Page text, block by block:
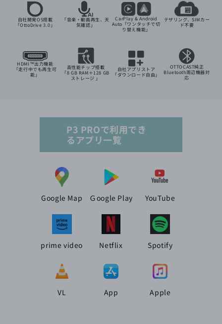
自社開発OS搭載
「OttoDrive 3.0」
「音楽・動画再生、天
気確認」
CarPlay & Android
Auto「ワンタッチで切
り替え機能」
テザリング、SIMカー
ド不要
HDMI™出力機能
「走行中でも再生可
能」
高性能チップ搭載
「8 GB RAM＋128 GB
ストレージ 」
自社アプリストア
「ダウンロード自由」
OTTOCAST純正
Bluetooth周辺機器対
応
P3 PROで利用でき
るアプリ一覧
Google Map Ｇoogle Play YouTube
prime video Netflix Spotify
VL App Apple